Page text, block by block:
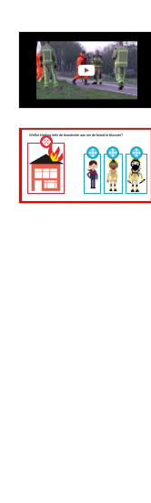
Welke kleding trekt de brandweer aan om de brand te blussen?